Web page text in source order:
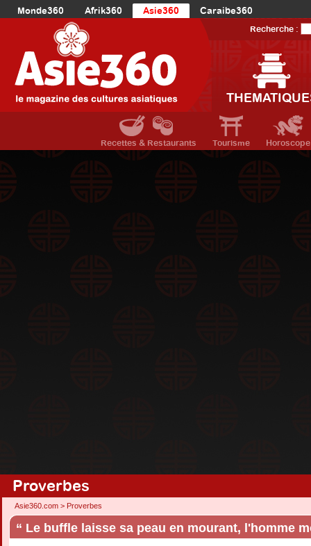
Monde360 Afrik360 Asie360
Caraibe360
Europe360
AmériqueDuNord360
Océanie360
Recherche :
Recettes & Restaurants Tourisme Horoscope
Proverbes
Asie360.com > Proverbes
“ Le buffle laisse sa peau en mourant, l'homme